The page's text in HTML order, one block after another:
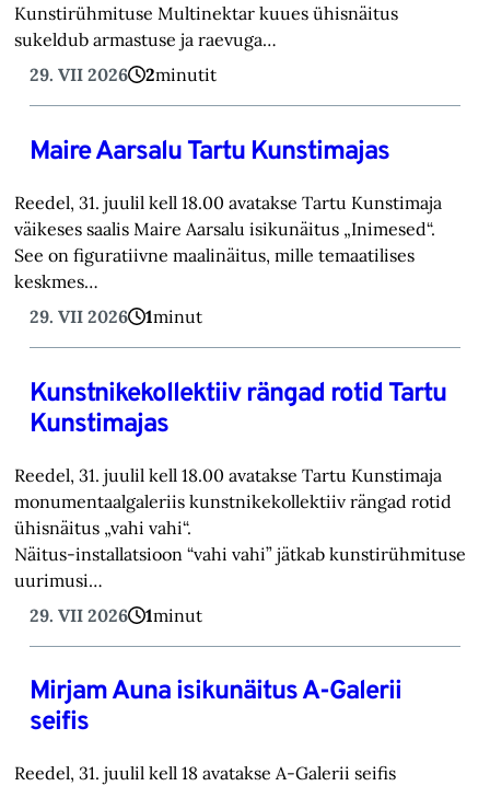
Kunstirühmituse Multinektar kuues ühisnäitus
sukeldub armastuse ja raevuga…
29. VII 2026
2minutit
Maire Aarsalu Tartu Kunstimajas
Reedel, 31. juulil kell 18.00 avatakse Tartu Kunstimaja
väikeses saalis Maire Aarsalu isikunäitus „Inimesed“.
See on figuratiivne maalinäitus, mille temaatilises
keskmes…
29. VII 2026
1minut
Kunstnikekollektiiv rängad rotid Tartu
Kunstimajas
Reedel, 31. juulil kell 18.00 avatakse Tartu Kunstimaja
monumentaalgaleriis kunstnikekollektiiv rängad rotid
ühisnäitus „vahi vahi“.
Näitus-installatsioon “vahi vahi” jätkab kunstirühmituse
uurimusi…
29. VII 2026
1minut
Mirjam Auna isikunäitus A-Galerii
seifis
Reedel, 31. juulil kell 18 avatakse A-Galerii seifis